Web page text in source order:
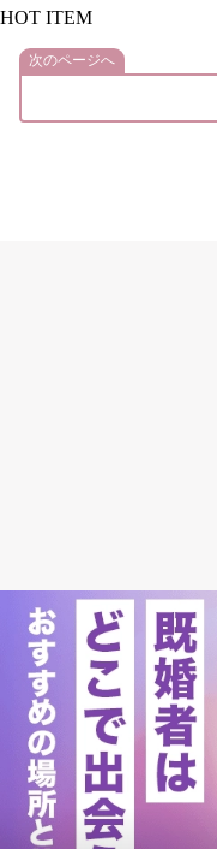
HOT ITEM
次のページへ